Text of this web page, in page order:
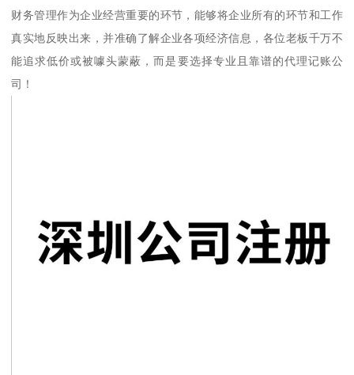
财务管理作为企业经营重要的环节，能够将企业所有的环节和工作
真实地反映出来，并准确了解企业各项经济信息，各位老板千万不
能追求低价或被噱头蒙蔽，而是要选择专业且靠谱的代理记账公
司！